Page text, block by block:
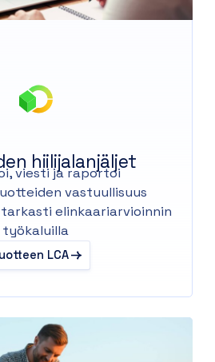
hiilijalanjäljet
viesti ja raportoi
vastuullisuus
elinkaariarvioinnin
työkaluilla
LCA